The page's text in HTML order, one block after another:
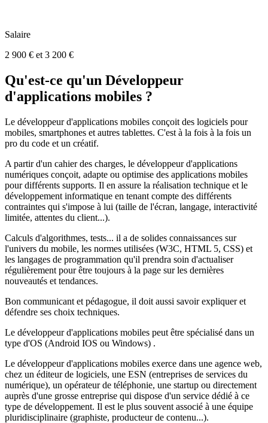
Salaire
2 900 € et 3 200 €
Qu'est-ce qu'un Développeur
d'applications mobiles ?
Le développeur d'applications mobiles conçoit des logiciels pour
mobiles, smartphones et autres tablettes. C'est à la fois à la fois un
pro du code et un créatif.
A partir d'un cahier des charges, le développeur d'applications
numériques conçoit, adapte ou optimise des applications mobiles
pour différents supports. Il en assure la réalisation technique et le
développement informatique en tenant compte des différents
contraintes qui s'impose à lui (taille de l'écran, langage, interactivité
limitée, attentes du client...).
Calculs d'algorithmes, tests... il a de solides connaissances sur
l'univers du mobile, les normes utilisées (W3C, HTML 5, CSS) et
les langages de programmation qu'il prendra soin d'actualiser
régulièrement pour être toujours à la page sur les dernières
nouveautés et tendances.
Bon communicant et pédagogue, il doit aussi savoir expliquer et
défendre ses choix techniques.
Le développeur d'applications mobiles peut être spécialisé dans un
type d'OS (Android IOS ou Windows) .
Le développeur d'applications mobiles exerce dans une agence web,
chez un éditeur de logiciels, une ESN (entreprises de services du
numérique), un opérateur de téléphonie, une startup ou directement
auprès d'une grosse entreprise qui dispose d'un service dédié à ce
type de développement. Il est le plus souvent associé à une équipe
pluridisciplinaire (graphiste, producteur de contenu...).